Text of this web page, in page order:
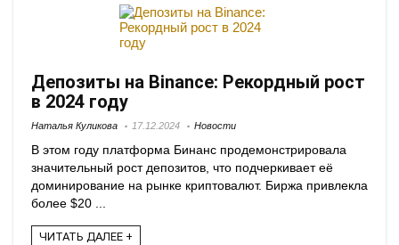
Депозиты на Binance: Рекордный рост
в 2024 году
Наталья Куликова 17.12.2024 Новости
В этом году платформа Бинанс продемонстрировала
значительный рост депозитов, что подчеркивает её
доминирование на рынке криптовалют. Биржа привлекла
более $20 ...
ЧИТАТЬ ДАЛЕЕ +